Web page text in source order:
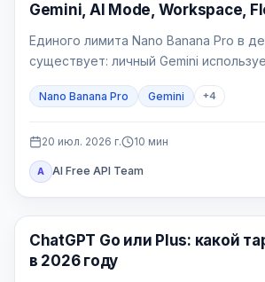
Gemini, AI Mode, Workspace,
Единого лимита Nano Banana Pro в
существует: личный Gemini
отдельный 24-часовой лимит,
проекта.
Nano Banana Pro Gemini +4
20 июл. 2026 г. 10 мин
A AI Free API Team
ChatGPT
ChatGPT Go или Plus: какой
в 2026 году